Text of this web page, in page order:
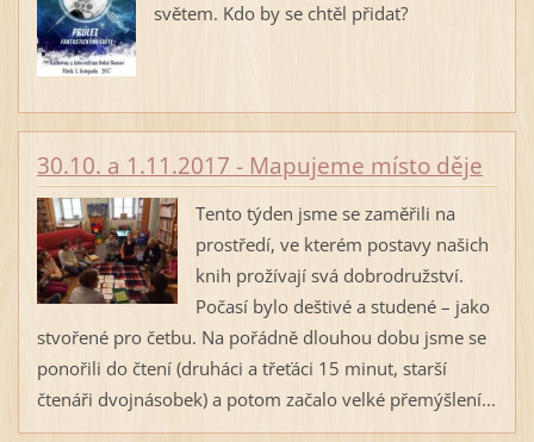
světem. Kdo by se chtěl přidat?
30.10. a 1.11.2017 - Mapujeme místo děje
Tento týden jsme se zaměřili na
prostředí, ve kterém postavy našich
knih prožívají svá dobrodružství.
Počasí bylo deštivé a studené – jako
stvořené pro četbu. Na pořádně dlouhou dobu jsme se
ponořili do čtení (druháci a třeťáci 15 minut, starší
čtenáři dvojnásobek) a potom začalo velké přemýšlení...